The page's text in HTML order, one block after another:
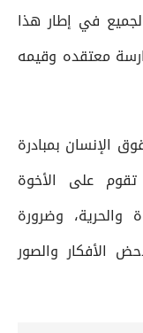
في إطار هذا
معتقده وقيمه
الإنسان بمبادرة
تقوم على الأخوة
والحرية، وضرورة
الأفكار والصور